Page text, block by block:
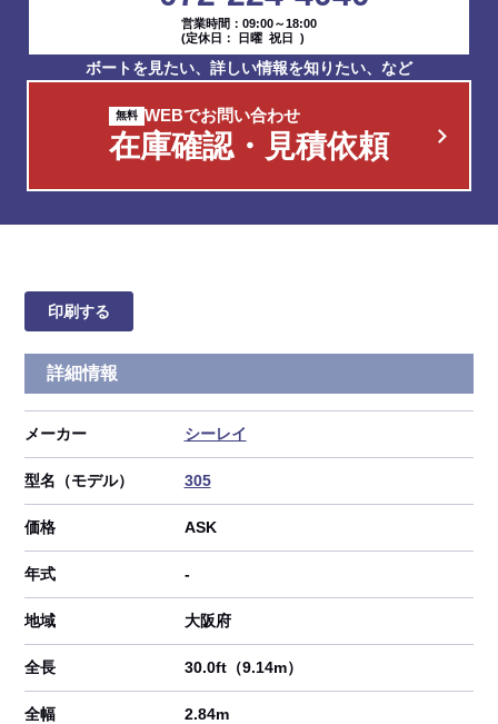
営業時間：09:00～18:00
(定休日： 日曜 祝日 )
ボートを見たい、詳しい情報を知りたい、など
WEBでお問い合わせ
在庫確認・見積依頼
印刷する
詳細情報
メーカー シーレイ
型名（モデル） 305
価格 ASK
年式 -
地域 大阪府
全長 30.0ft（9.14m）
全幅 2.84m